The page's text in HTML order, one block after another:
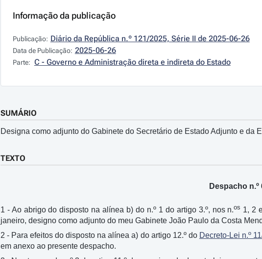
Informação da publicação
Publicação: Diário da República n.º 121/2025, Série II de 2025-06-26
Data de Publicação: 2025-06-26
Parte: C - Governo e Administração direta e indireta do Estado
SUMÁRIO
Designa como adjunto do Gabinete do Secretário de Estado Adjunto e da
TEXTO
Despacho n.º
1 - Ao abrigo do disposto na alínea b) do n.º 1 do artigo 3.º, nos n.os 1, 2
janeiro, designo como adjunto do meu Gabinete João Paulo da Costa
2 - Para efeitos do disposto na alínea a) do artigo 12.º do Decreto-Lei n.º
em anexo ao presente despacho.